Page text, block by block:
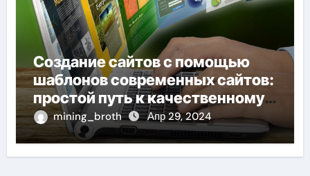
Создание сайтов с помощью
шаблонов современных сайтов:
простой путь к качественному
веб-присутствию
mining_broth Апр 29, 2024